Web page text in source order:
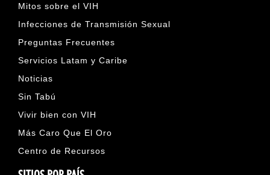
Mitos sobre el VIH
Infecciones de Transmisión Sexual
Preguntas Frecuentes
Servicios Latam y Caribe
Noticias
Sin Tabú
Vivir bien con VIH
Más Caro Que El Oro
Centro de Recursos